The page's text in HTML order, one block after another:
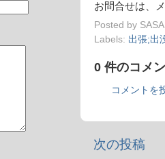
お問合せは、
Posted by
Labels: 出張;出
0 件のコメ
コメントを
次の投稿